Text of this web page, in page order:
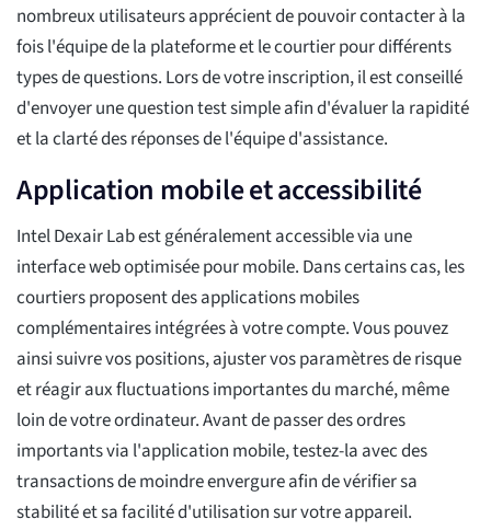
nombreux utilisateurs apprécient de pouvoir contacter à la
fois l'équipe de la plateforme et le courtier pour différents
types de questions. Lors de votre inscription, il est conseillé
d'envoyer une question test simple afin d'évaluer la rapidité
et la clarté des réponses de l'équipe d'assistance.
Application mobile et accessibilité
Intel Dexair Lab est généralement accessible via une
interface web optimisée pour mobile. Dans certains cas, les
courtiers proposent des applications mobiles
complémentaires intégrées à votre compte. Vous pouvez
ainsi suivre vos positions, ajuster vos paramètres de risque
et réagir aux fluctuations importantes du marché, même
loin de votre ordinateur. Avant de passer des ordres
importants via l'application mobile, testez-la avec des
transactions de moindre envergure afin de vérifier sa
stabilité et sa facilité d'utilisation sur votre appareil.